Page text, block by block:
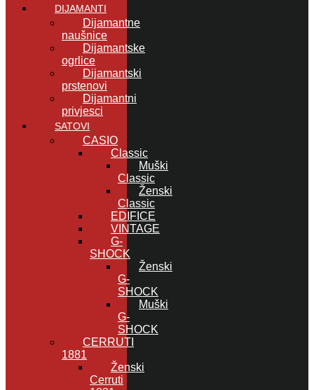
DIJAMANTI
Dijamantne
naušnice
Dijamantske
ogrlice
Dijamantski
prstenovi
Dijamantni
privjesci
SATOVI
CASIO
Classic
Muški
Classic
Ženski
Classic
EDIFICE
VINTAGE
G-
SHOCK
Ženski
G-
SHOCK
Muški
G-
SHOCK
CERRUTI
1881
Ženski
Cerruti